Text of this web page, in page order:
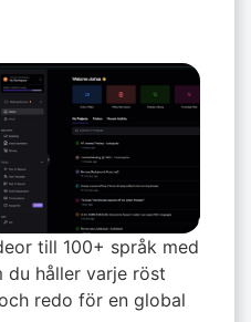
till 100+ språk med
du håller varje röst
redo för en global